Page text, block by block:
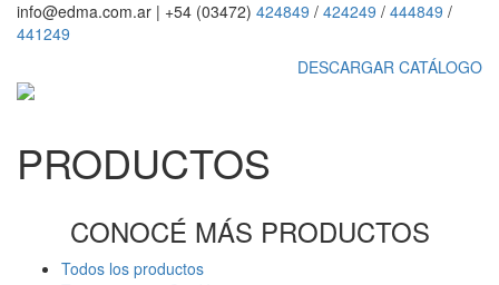
info@edma.com.ar | +54 (03472) 424849 / 424249 / 444849 /
441249
DESCARGAR CATÁLOGO
PRODUCTOS
CONOCÉ MÁS PRODUCTOS
Todos los productos